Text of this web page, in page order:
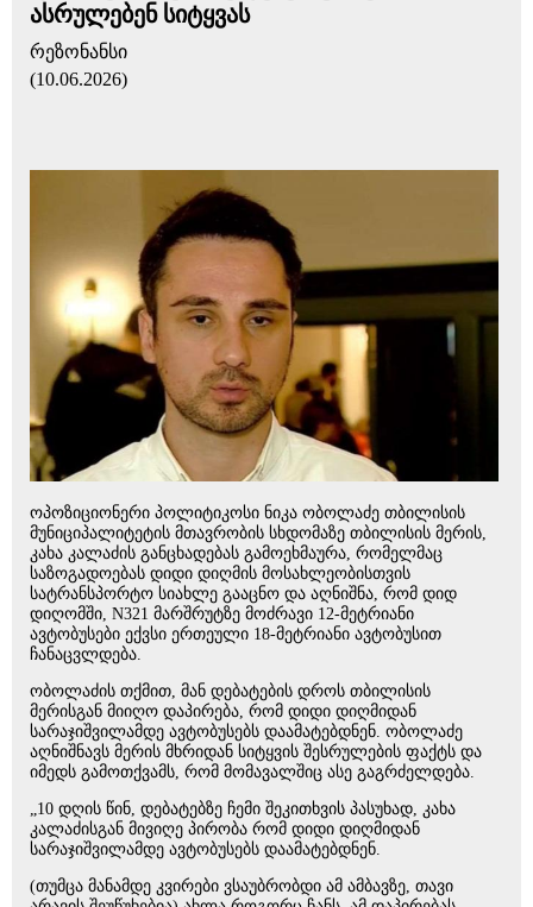
ასრულებენ სიტყვას
რეზონანსი
(10.06.2026)
ოპოზიციონერი პოლიტიკოსი ნიკა ობოლაძე თბილისის
მუნიციპალიტეტის მთავრობის სხდომაზე თბილისის მერის,
კახა კალაძის განცხადებას გამოეხმაურა, რომელმაც
საზოგადოებას დიდი დიღმის მოსახლეობისთვის
სატრანსპორტო სიახლე გააცნო და აღნიშნა, რომ დიდ
დიღომში, N321 მარშრუტზე მოძრავი 12-მეტრიანი
ავტობუსები ექვსი ერთეული 18-მეტრიანი ავტობუსით
ჩანაცვლდება.
ობოლაძის თქმით, მან დებატების დროს თბილისის
მერისგან მიიღო დაპირება, რომ დიდი დიღმიდან
სარაჯიშვილამდე ავტობუსებს დაამატებდნენ. ობოლაძე
აღნიშნავს მერის მხრიდან სიტყვის შესრულების ფაქტს და
იმედს გამოთქვამს, რომ მომავალშიც ასე გაგრძელდება.
„10 დღის წინ, დებატებზე ჩემი შეკითხვის პასუხად, კახა
კალაძისგან მივიღე პირობა რომ დიდი დიღმიდან
სარაჯიშვილამდე ავტობუსებს დაამატებდნენ.
(თუმცა მანამდე კვირები ვსაუბრობდი ამ ამბავზე, თავი